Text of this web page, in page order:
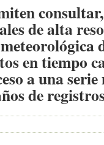
de alta
en tiempo
a una
de